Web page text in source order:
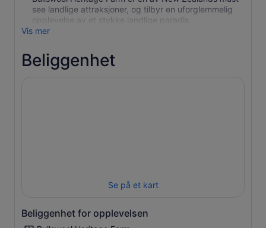
see landlige attraksjoner, og tilbyr en uforglemmelig
opplevelse av et stykke landlige paradis.
Vis mer
Beliggenhet
Se på et kart
Beliggenhet for opplevelsen